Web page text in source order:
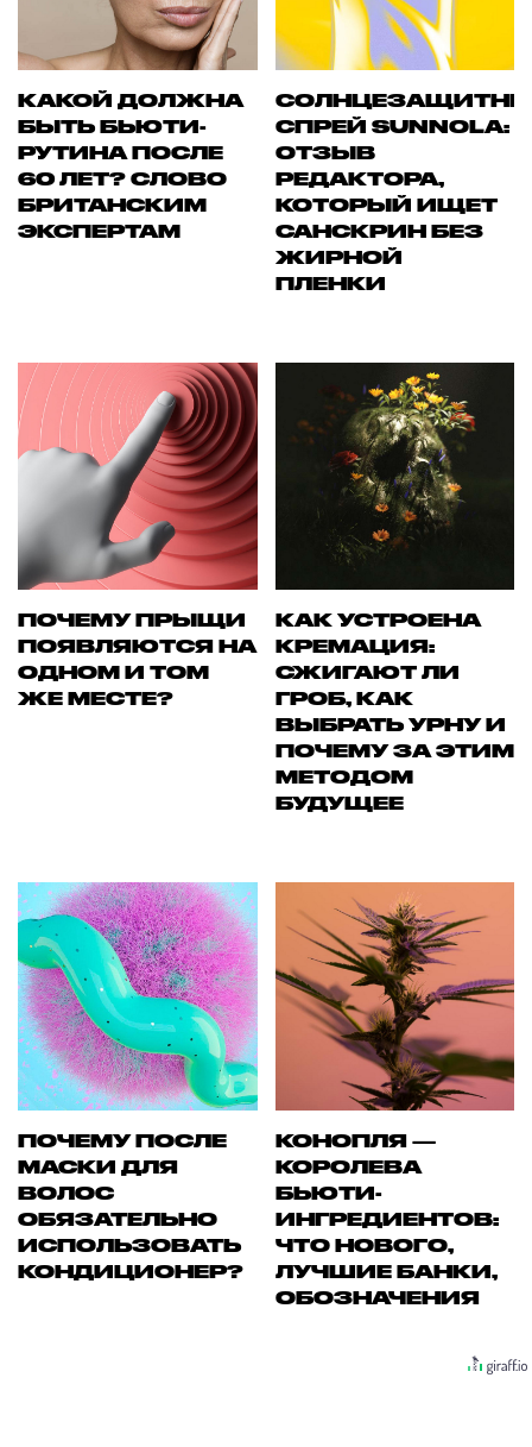
КАКОЙ ДОЛЖНА
БЫТЬ БЬЮТИ-
РУТИНА ПОСЛЕ
60 ЛЕТ? СЛОВО
БРИТАНСКИМ
ЭКСПЕРТАМ
СПРЕЙ SUNNOLA:
ОТЗЫВ
РЕДАКТОРА,
КОТОРЫЙ ИЩЕТ
САНСКРИН БЕЗ
ЖИРНОЙ
ПЛЕНКИ
ПОЧЕМУ ПРЫЩИ
ПОЯВЛЯЮТСЯ НА
ОДНОМ И ТОМ
ЖЕ МЕСТЕ?
КАК УСТРОЕНА
КРЕМАЦИЯ:
СЖИГАЮТ ЛИ
ГРОБ, КАК
ВЫБРАТЬ УРНУ И
ПОЧЕМУ ЗА ЭТИМ
МЕТОДОМ
БУДУЩЕЕ
ПОЧЕМУ ПОСЛЕ
МАСКИ ДЛЯ
ВОЛОС
ОБЯЗАТЕЛЬНО
ИСПОЛЬЗОВАТЬ
КОНДИЦИОНЕР?
КОНОПЛЯ —
КОРОЛЕВА
БЬЮТИ-
ИНГРЕДИЕНТОВ:
ЧТО НОВОГО,
ЛУЧШИЕ БАНКИ,
ОБОЗНАЧЕНИЯ